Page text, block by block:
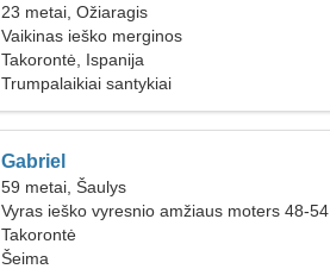
23 metai, Ožiaragis
Vaikinas ieško merginos
Takorontė, Ispanija
Trumpalaikiai santykiai
Gabriel
59 metai, Šaulys
Vyras ieško vyresnio amžiaus moters 48-54
Takorontė
Šeima